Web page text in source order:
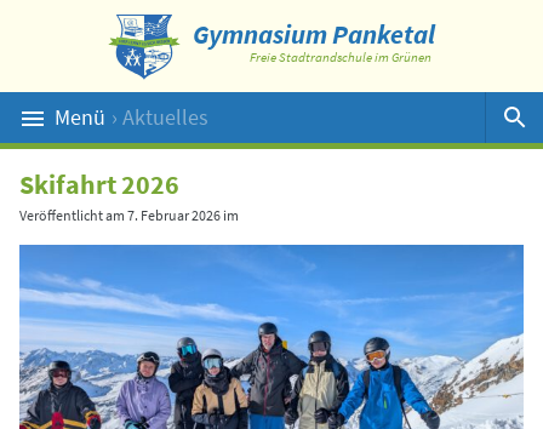
Gymnasium Panketal
Freie Stadtrandschule im Grünen
Menü › Aktuelles
Suche
Skifahrt 2026
Veröffentlicht am 7. Februar 2026 im